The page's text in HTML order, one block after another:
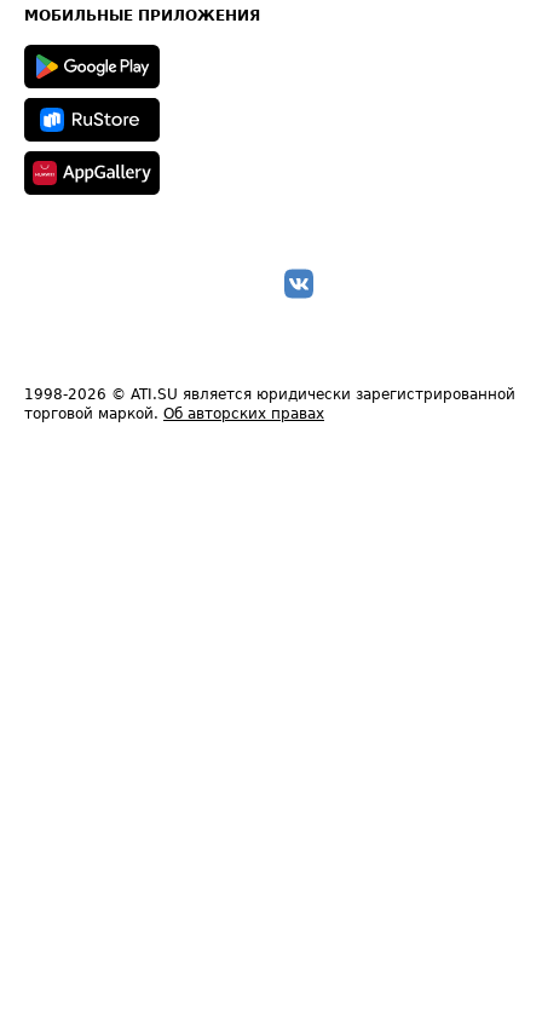
Техническая информация
МОБИЛЬНЫЕ ПРИЛОЖЕНИЯ
1998-2026 © ATI.SU является юридически зарегистрированной
торговой маркой. Об авторских правах